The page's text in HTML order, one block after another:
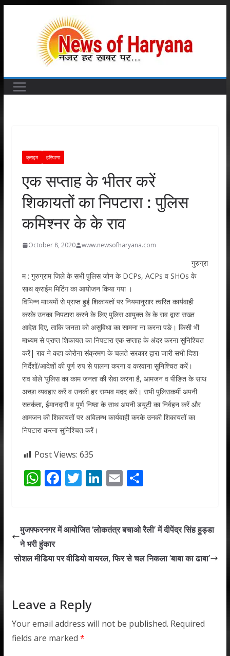
क्राइम हरियाणा
एक सप्ताह के भीतर करें
शिकायतों का निपटारा : पुलिस
कमिश्नर के के राव
October 8, 2020 www.newsofharyana.com
गुरुग्रा
म : गुरुग्राम जिले के सभी पुलिस जोन के DCPs, ACPs व SHOs के
साथ क्राईम मिटिंग का आयोजन किया गया ।
विभिन्न माध्यमों से प्राप्त हुई शिकायतों पर नियमानुसार त्वरित कार्यवाही
करके उनका निपटारा करने के लिए पुलिस आयुक्त के के राव द्वारा सख्त
आदेश दिए, ताकि जनता को असुविधा का सामना ना करना पङे। किसी भी
माध्यम से प्राप्त शिकायत का निपटारा एक सप्ताह के अंदर करना सुनिश्चित
करें| राव ने कहा कोरोना संक्रमण के चलते सरकार द्वारा जारी सभी दिशा-
निर्देशों/आदेशों की पूर्ण रुप से पालना करना व करवाना सुनिश्चित करें।
राव बोले ‘पुलिस का काम जनता की सेवा करना है, आमजन व पीङित के साथ
अच्छा व्यवहार करें व उनकी हर सम्भव मदद करें। सभी पुलिसकर्मी अपनी
सतर्कता, ईमानदारी व पूर्ण निष्ठा के साथ अपनी डयूटी का निर्वहन करें और
आमजन की शिकायतों पर अविलम्भ कार्यवाही करके उनकी शिकायतों का
निपटारा करना सुनिश्चित करें।
Post Views: 635
W
s
A
p
F
b
o
T
er
Li
e
n
E
l
S
e
मुजफ्फरनगर में आयोजित ‘लोकतंत्र बचाओ रैली’ में दीपेंद्र सिंह हुड्डा
ने भरी हुंकार
सोशल मीडिया पर वीडियो वायरल, फिर से चल निकला ‘बाबा का ढाबा’
Leave a Reply
Your email address will not be published. Required
fields are marked *